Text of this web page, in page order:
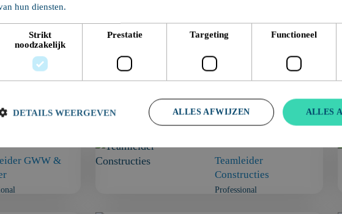
GWW &
Teamleider
Constructies
Professional
hun diensten.
Strikt
noodzakelijk
Prestatie Targeting Functioneel
ALLES
ALLES AFWIJZEN
DETAILS WEERGEVEN